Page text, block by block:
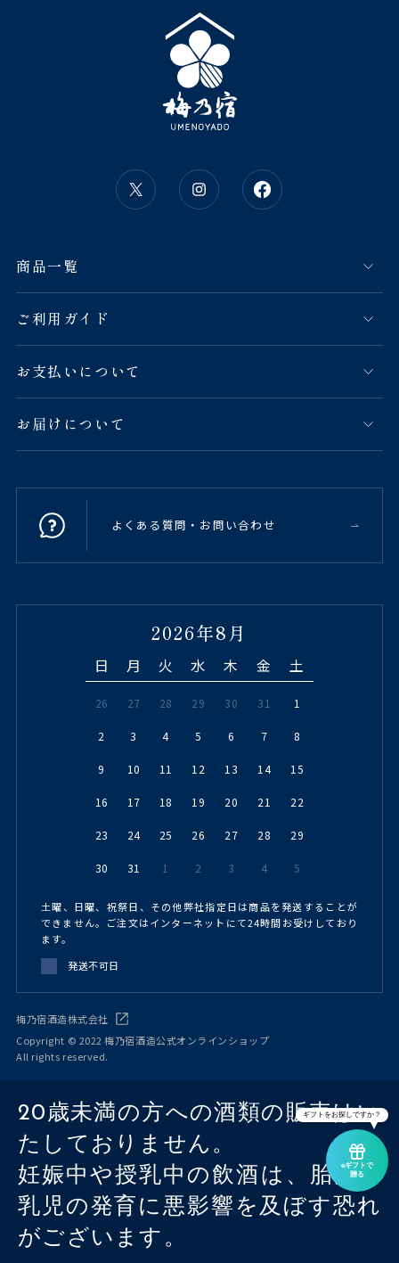
商品一覧
ご利用ガイド
お支払いについて
お届けについて
よくある質問・お問い合わせ
2026年8月
日 月 火 水 木 金 土
26 27 28 29 30 31 1
2 3 4 5 6 7 8
9 10 11 12 13 14 15
16 17 18 19 20 21 22
23 24 25 26 27 28 29
30 31 1 2 3 4 5
土曜、日曜、祝祭日、その他弊社指定日は商品を発送することが
できません。ご注文はインターネットにて24時間お受けしており
ます。
発送不可日
梅乃宿酒造株式会社
Copyright © 2022 梅乃宿酒造公式オンラインショップ
All rights reserved.
20歳未満の方への酒類の販売はい
たしておりません。
妊娠中や授乳中の飲酒は、胎児・
乳児の発育に悪影響を及ぼす恐れ
がございます。
eギフトで
贈る
ギフトをお探しですか？